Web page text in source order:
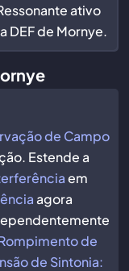
ativo
DEF de Mornye.
de Campo
Estende a
em
agora
de
de Sintonia: